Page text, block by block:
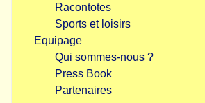
Racontotes
Sports et loisirs
Equipage
Qui sommes-nous ?
Press Book
Partenaires